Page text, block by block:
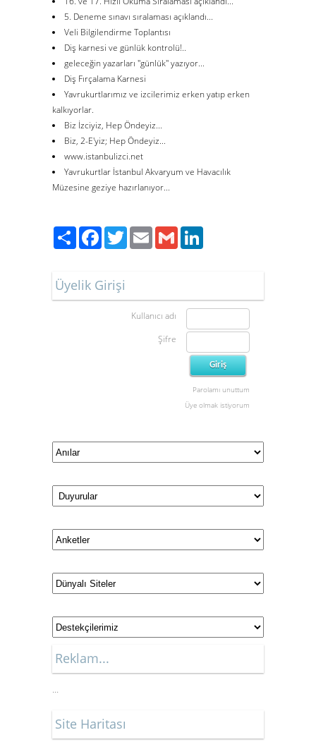
5. Deneme sınavı sıralaması açıklandı...
Veli Bilgilendirme Toplantısı
Diş karnesi ve günlük kontrolü!..
geleceğin yazarları ''günlük'' yazıyor...
Diş Fırçalama Karnesi
Yavrukurtlarımız ve izcilerimiz erken yatıp erken
kalkıyorlar.
Biz İzciyiz, Hep Öndeyiz...
Biz, 2-E'yiz; Hep Öndeyiz...
www.istanbulizci.net
Yavrukurtlar İstanbul Akvaryum ve Havacılık
Müzesine geziye hazırlanıyor...
PaylaşFacebook
TwitterEmailGmail
Üyelik Girişi
Kullanıcı adı
Şifre
Parolamı unuttum
Üye olmak istiyorum
Reklam...
...
Site Haritası